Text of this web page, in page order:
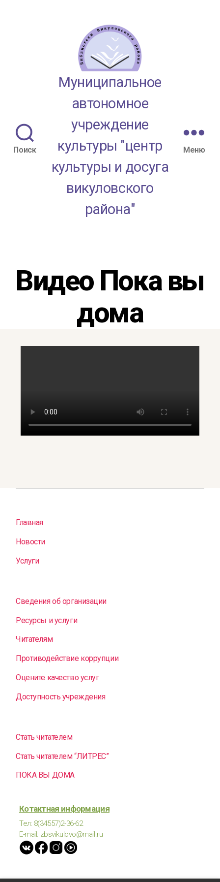
Поиск
Муниципальное
автономное
учреждение
культуры "центр
культуры и досуга
викуловского
района"
Меню
Видео Пока вы
дома
Главная
Новости
Услуги
Сведения об организации
Ресурсы и услуги
Читателям
Противодействие коррупции
Оцените качество услуг
Доступность учреждения
Стать читателем
Стать читателем “ЛИТРЕС”
ПОКА ВЫ ДОМА
Котактная информация
Тел: 8(34557)2-36-62
E-mail: zbsvikulovo@mail.ru